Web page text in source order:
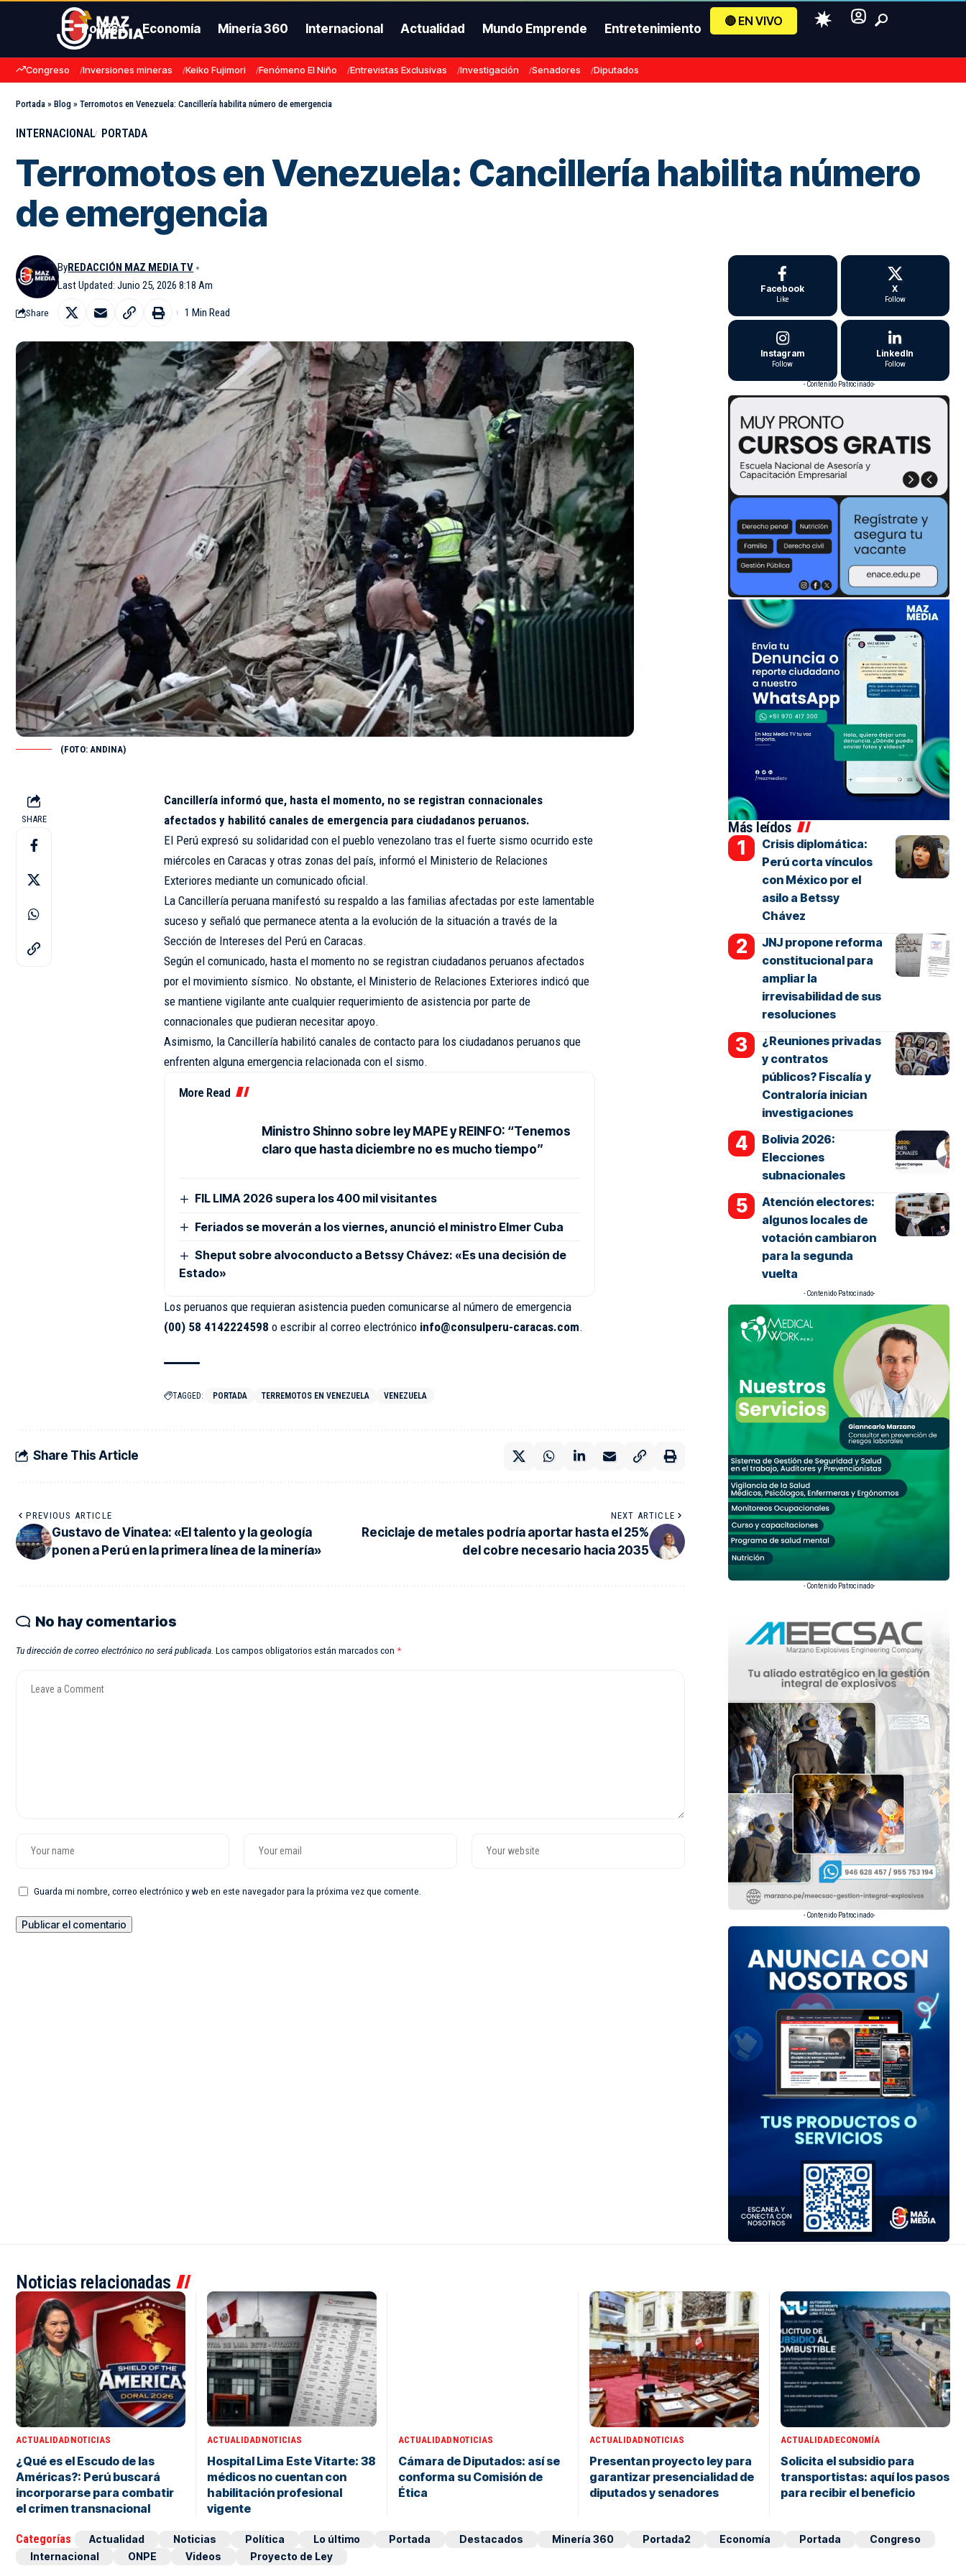
Política Economía Minería 360 Internacional Actualidad Mundo Emprende Entretenimiento
🔴 EN VIVO
Congreso Inversiones mineras Keiko Fujimori Fenómeno El Niño Entrevistas Exclusivas Investigación Senadores Diputados
Portada » Blog » Terromotos en Venezuela: Cancillería habilita número de emergencia
INTERNACIONAL PORTADA
Terromotos en Venezuela: Cancillería habilita número
de emergencia
Last Updated: Junio 25, 2026 8:18 Am
ByREDACCIÓN MAZ MEDIA TV
Share 1 Min Read
(FOTO: ANDINA)
SHARE
Cancillería informó que, hasta el momento, no se registran connacionales
afectados y habilitó canales de emergencia para ciudadanos peruanos.
El Perú expresó su solidaridad con el pueblo venezolano tras el fuerte sismo ocurrido este
miércoles en Caracas y otras zonas del país, informó el Ministerio de Relaciones
Exteriores mediante un comunicado oficial.
La Cancillería peruana manifestó su respaldo a las familias afectadas por este lamentable
suceso y señaló que permanece atenta a la evolución de la situación a través de la
Sección de Intereses del Perú en Caracas.
Según el comunicado, hasta el momento no se registran ciudadanos peruanos afectados
por el movimiento sísmico. No obstante, el Ministerio de Relaciones Exteriores indicó que
se mantiene vigilante ante cualquier requerimiento de asistencia por parte de
connacionales que pudieran necesitar apoyo.
Asimismo, la Cancillería habilitó canales de contacto para los ciudadanos peruanos que
enfrenten alguna emergencia relacionada con el sismo.
More Read
Ministro Shinno sobre ley MAPE y REINFO: “Tenemos
claro que hasta diciembre no es mucho tiempo”
FIL LIMA 2026 supera los 400 mil visitantes
Feriados se moverán a los viernes, anunció el ministro Elmer Cuba
Sheput sobre alvoconducto a Betssy Chávez: «Es una decisión de
Estado»
Los peruanos que requieran asistencia pueden comunicarse al número de emergencia
(00) 58 4142224598 o escribir al correo electrónico info@consulperu-caracas.com.
TAGGED: PORTADA TERREMOTOS EN VENEZUELA VENEZUELA
Share This Article
PREVIOUS ARTICLE
Gustavo de Vinatea: «El talento y la geología
ponen a Perú en la primera línea de la minería»
NEXT ARTICLE
Reciclaje de metales podría aportar hasta el 25%
del cobre necesario hacia 2035
No hay comentarios
Tu dirección de correo electrónico no será publicada. Los campos obligatorios están marcados con *
Guarda mi nombre, correo electrónico y web en este navegador para la próxima vez que comente.
Facebook
Like
X
Follow
Instagram
Follow
LinkedIn
Follow
- Contenido Patrocinado-
Más leídos
Crisis diplomática:
Perú corta vínculos
con México por el
asilo a Betssy
Chávez
JNJ propone reforma
constitucional para
ampliar la
irrevisabilidad de sus
resoluciones
¿Reuniones privadas
y contratos
públicos? Fiscalía y
Contraloría inician
investigaciones
Bolivia 2026:
Elecciones
subnacionales
Atención electores:
algunos locales de
votación cambiaron
para la segunda
vuelta
- Contenido Patrocinado-
- Contenido Patrocinado-
- Contenido Patrocinado-
Noticias relacionadas
ACTUALIDADNOTICIAS
¿Qué es el Escudo de las
Américas?: Perú buscará
incorporarse para combatir
el crimen transnacional
ACTUALIDADNOTICIAS
Hospital Lima Este Vitarte: 38
médicos no cuentan con
habilitación profesional
vigente
ACTUALIDADNOTICIAS
Cámara de Diputados: así se
conforma su Comisión de
Ética
ACTUALIDADNOTICIAS
Presentan proyecto ley para
garantizar presencialidad de
diputados y senadores
ACTUALIDADECONOMÍA
Solicita el subsidio para
transportistas: aquí los pasos
para recibir el beneficio
Categorías Actualidad Noticias Política Lo último Portada Destacados Minería 360 Portada2 Economía Portada
Congreso
Internacional
ONPE Videos Proyecto de Ley